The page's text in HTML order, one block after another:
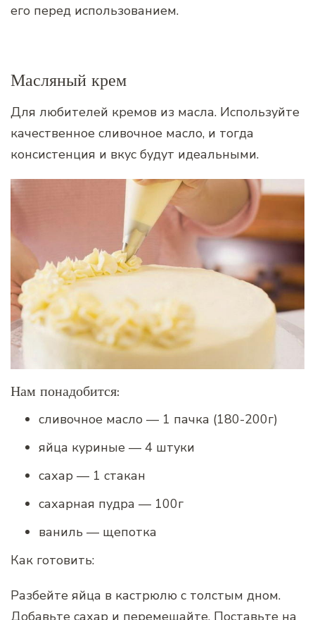
его перед использованием.
Масляный крем
Для любителей кремов из масла. Используйте
качественное сливочное масло, и тогда
консистенция и вкус будут идеальными.
Нам понадобится:
сливочное масло — 1 пачка (180-200г)
яйца куриные — 4 штуки
сахар — 1 стакан
сахарная пудра — 100г
ваниль — щепотка
Как готовить:
Разбейте яйца в кастрюлю с толстым дном.